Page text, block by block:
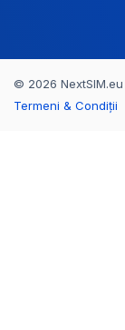
© 2026
Termeni & Condiții